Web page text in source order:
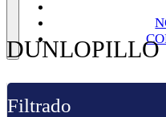
DUNLOPILLO
Filtrado